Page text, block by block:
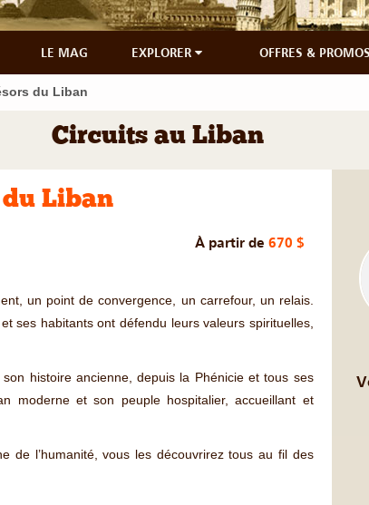
LE MAG EXPLORER OFFRES & PROMOS
du Liban
Circuits au Liban
du Liban
À partir de 670 $
un point de convergence, un carrefour, un relais.
ses habitants ont défendu leurs valeurs spirituelles,
histoire ancienne, depuis la Phénicie et tous ses
moderne et son peuple hospitalier, accueillant et
de l’humanité, vous les découvrirez tous au fil des